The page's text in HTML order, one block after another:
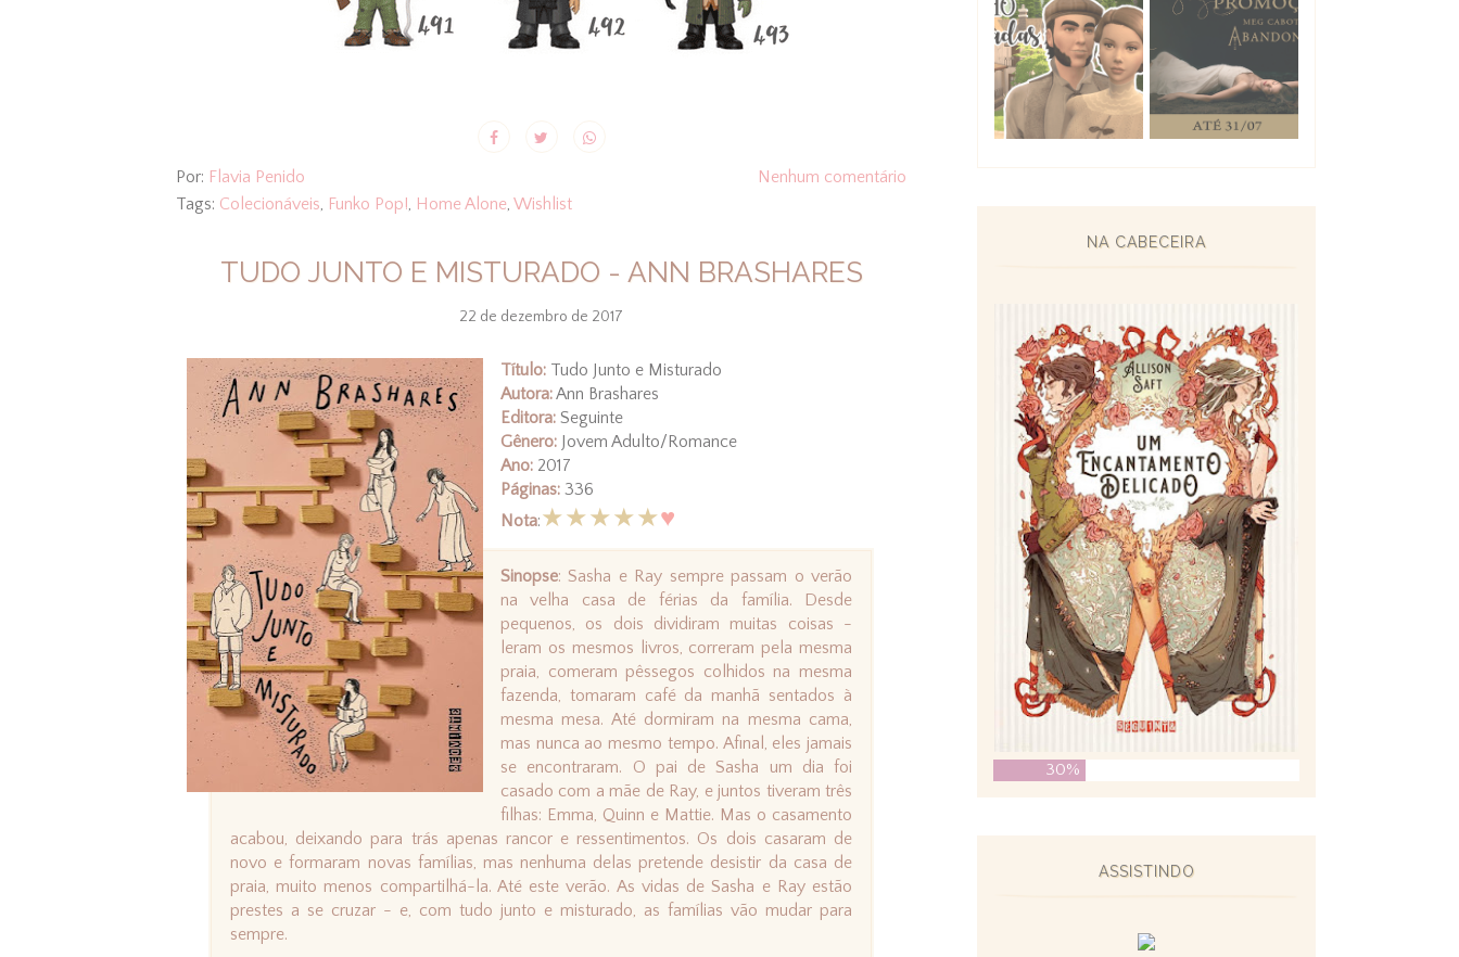
Por: Flavia Penido
Nenhum comentário
Tags: Colecionáveis, Funko Pop!, Home Alone, Wishlist
TUDO JUNTO E MISTURADO - ANN BRASHARES
22 de dezembro de 2017
Título: Tudo Junto e Misturado
Autora:Ann Brashares
Editora: Seguinte
Gênero: Jovem Adulto/Romance
Ano: 2017
Páginas: 336
Nota:★★★★★♥
Sinopse: Sasha e Ray sempre passam o verão
na velha casa de férias da família. Desde
pequenos, os dois dividiram muitas coisas -
leram os mesmos livros, correram pela mesma
praia, comeram pêssegos colhidos na mesma
fazenda, tomaram café da manhã sentados à
mesma mesa. Até dormiram na mesma cama,
mas nunca ao mesmo tempo. Afinal, eles jamais
se encontraram. O pai de Sasha um dia foi
casado com a mãe de Ray, e juntos tiveram três
filhas: Emma, Quinn e Mattie. Mas o casamento
acabou, deixando para trás apenas rancor e ressentimentos. Os dois casaram de
novo e formaram novas famílias, mas nenhuma delas pretende desistir da casa de
praia, muito menos compartilhá-la. Até este verão. As vidas de Sasha e Ray estão
prestes a se cruzar - e, com tudo junto e misturado, as famílias vão mudar para
sempre.
NA CABECEIRA
30%
ASSISTINDO